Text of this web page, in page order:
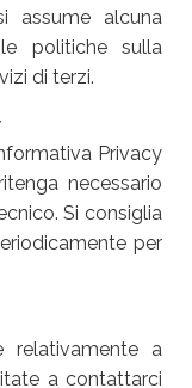
assume alcuna
politiche sulla
di terzi.
Privacy
necessario
Si consiglia
per
relativamente a
a contattarci